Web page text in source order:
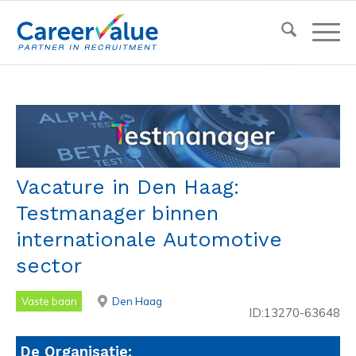
Vacature in Den Haag:
Testmanager binnen
internationale Automotive
sector
Vaste baan Den Haag
ID:13270-63648
De Organisatie: